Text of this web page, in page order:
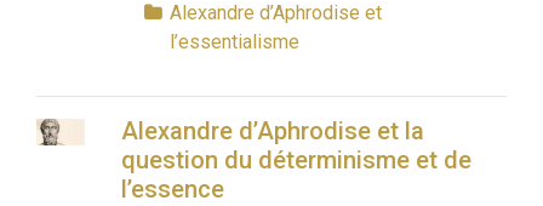
Alexandre d’Aphrodise et
l’essentialisme
Alexandre d’Aphrodise et la
question du déterminisme et de
l’essence